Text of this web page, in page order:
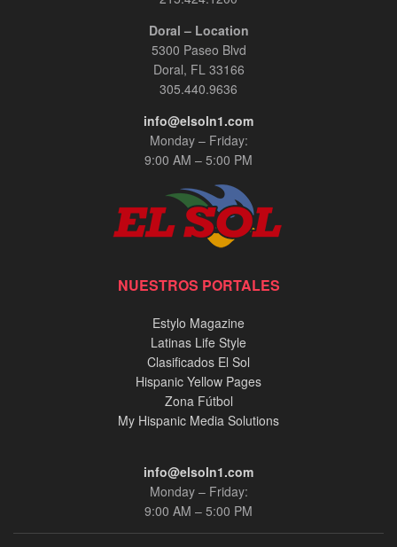
Doral – Location
5300 Paseo Blvd
Doral, FL 33166
305.440.9636
info@elsoln1.com
Monday – Friday:
9:00 AM – 5:00 PM
NUESTROS PORTALES
Estylo Magazine
Latinas Life Style
Clasificados El Sol
Hispanic Yellow Pages
Zona Fútbol
My Hispanic Media Solutions
info@elsoln1.com
Monday – Friday:
9:00 AM – 5:00 PM